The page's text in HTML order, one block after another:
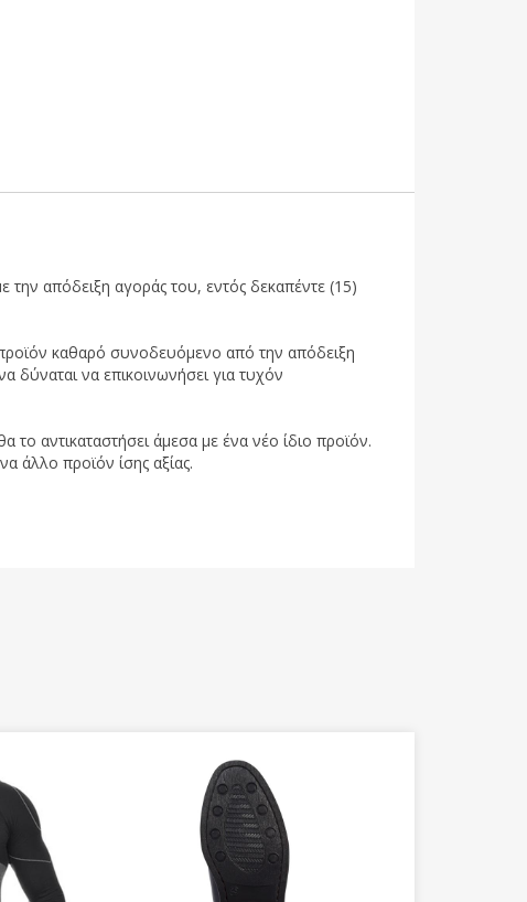
απόδειξη αγοράς του, εντός δεκαπέντε (15)
προϊόν καθαρό συνοδευόμενο από την απόδειξη
δύναται να επικοινωνήσει για τυχόν
το αντικαταστήσει άμεσα με ένα νέο ίδιο προϊόν.
άλλο προϊόν ίσης αξίας.